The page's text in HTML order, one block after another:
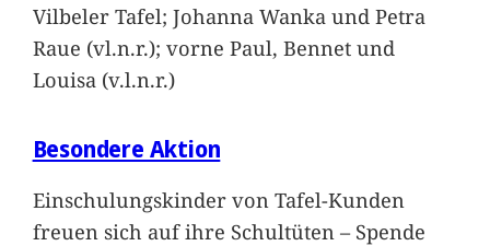
Vilbeler Tafel; Johanna Wanka und Petra
Raue (vl.n.r.); vorne Paul, Bennet und
Louisa (v.l.n.r.)
Besondere Aktion
Einschulungskinder von Tafel-Kunden
freuen sich auf ihre Schultüten – Spende